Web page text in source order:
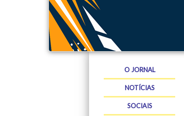
O JORNAL
NOTÍCIAS
SOCIAIS